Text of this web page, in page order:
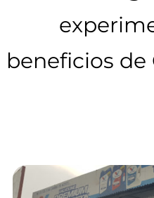
beneficios